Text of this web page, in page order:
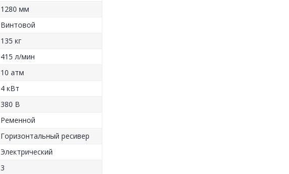
1280 мм
Винтовой
135 кг
415 л/мин
10 атм
4 кВт
380 В
Ременной
Горизонтальный ресивер
Электрический
3